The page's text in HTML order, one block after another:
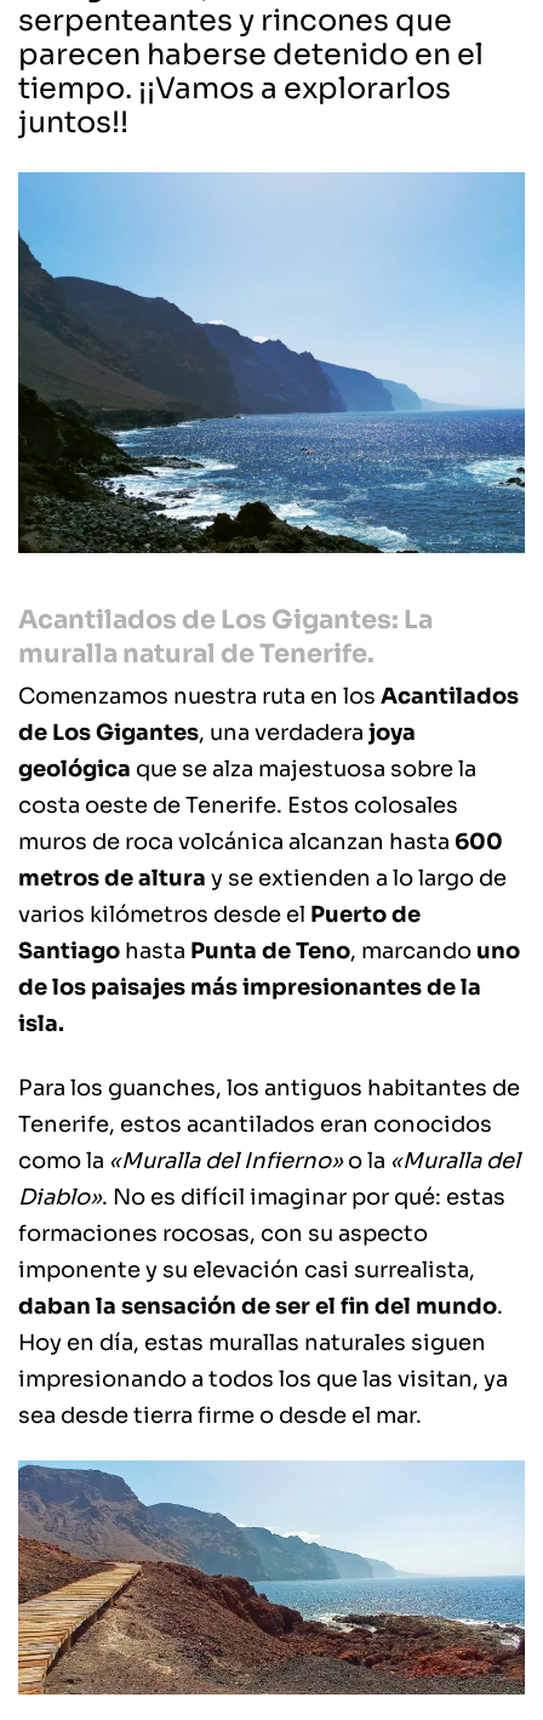
serpenteantes y rincones que
parecen haberse detenido en el
tiempo. ¡¡Vamos a explorarlos
juntos!!
Acantilados de Los Gigantes: La
muralla natural de Tenerife.
Comenzamos nuestra ruta en los Acantilados
de Los Gigantes, una verdadera joya
geológica que se alza majestuosa sobre la
costa oeste de Tenerife. Estos colosales
muros de roca volcánica alcanzan hasta 600
metros de altura y se extienden a lo largo de
varios kilómetros desde el Puerto de
Santiago hasta Punta de Teno, marcando uno
de los paisajes más impresionantes de la
isla.
Para los guanches, los antiguos habitantes de
Tenerife, estos acantilados eran conocidos
como la «Muralla del Infierno»o la «Muralla del
Diablo». No es difícil imaginar por qué: estas
formaciones rocosas, con su aspecto
imponente y su elevación casi surrealista,
daban la sensación de ser el fin del mundo.
Hoy en día, estas murallas naturales siguen
impresionando a todos los que las visitan, ya
sea desde tierra firme o desde el mar.